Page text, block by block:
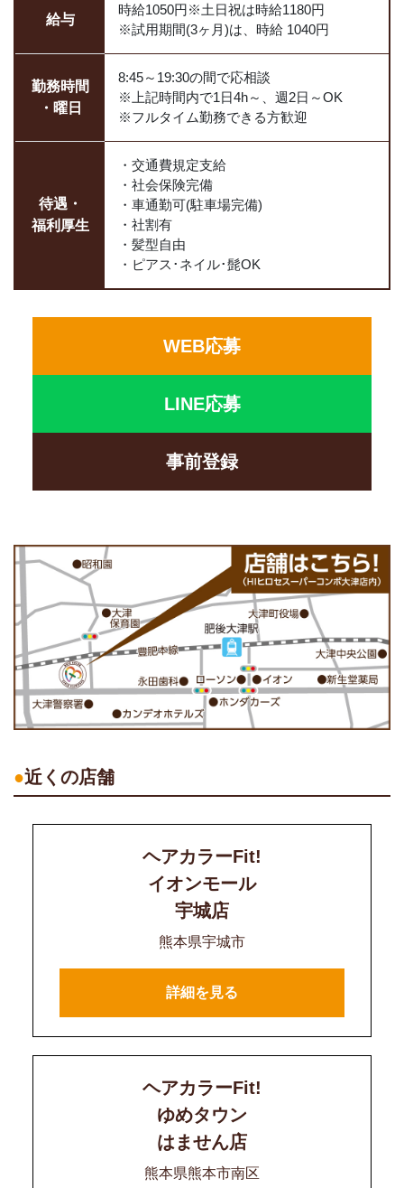
給与
時給1050円※土日祝は時給1180円
※試用期間(3ヶ月)は、時給 1040円
勤務時間
・曜日
8:45～19:30の間で応相談
※上記時間内で1日4h～、週2日～OK
※フルタイム勤務できる方歓迎
待遇・
福利厚生
・交通費規定支給
・社会保険完備
・車通勤可(駐車場完備)
・社割有
・髪型自由
・ピアス･ネイル･髭OK
WEB応募
LINE応募
事前登録
近くの店舗
ヘアカラーFit!
イオンモール
宇城店
熊本県宇城市
詳細を見る
ヘアカラーFit!
ゆめタウン
はません店
熊本県熊本市南区